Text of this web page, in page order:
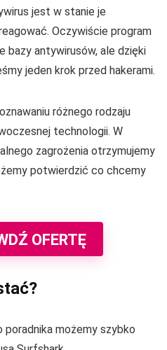
jest w stanie je
Oczywiście program
bazy antywirusów, ale dzięki
jeden krok przed hakerami.
różnego rodzaju
technologii. W
zagrożenia otrzymujemy
potwierdzić co chcemy
OFERTĘ
poradnika możemy szybko